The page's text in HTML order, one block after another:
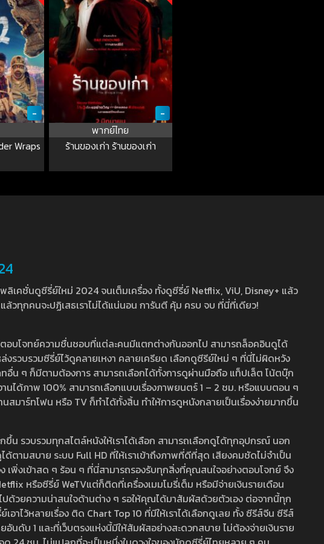
-
Wraps
-
พากย์ไทย
ร้านของเก่า ร้านของเก่า
คชั่นดูซีรี่ย์ใหม่ 2024 จนเต็มเครื่อง ทั้งดูซีรี่ย์ Netflix, ViU, Disney+ แล้ว
ล้วทุกคนจะปฏิเสธเราไม่ได้แน่นอน การันตี คุ้ม ครบ จบ ที่นี่ที่เดียว!
อบโจทย์ความชื่นชอบที่แต่ละคนมีแตกต่างกันออกไป สามารถล็อคอินดูได้
รวบรวมซีรี่ย์ไว้ดูคลายเหงา คลายเครียด เลือกดูซีรีย์ใหม่ ๆ ที่นี่ไม่ผิดหวัง
น ๆ ก็มีตามต้องการ สามารถเลือกได้ทั้งการดูผ่านมือถือ แท็ปเล็ต โน้ตบุ๊ก
ได้ภาพ 100% สามารถเลือกแบบเรื่องภาพยนตร์ 1 – 2 ชม. หรือแบบตอน ๆ
มาร์ทโฟน หรือ TV ก็ทำได้ทั้งสิ้น ทำให้การดูหนังกลายเป็นเรื่องง่ายมากขึ้น
น รวบรวมทุกสไตล์หนังให้เราได้เลือก สามารถเลือกดูได้ทุกอุปกรณ์ นอก
ามสบาย ระบบ Full HD ที่ให้เราเข้าถึงภาพที่ดีที่สุด เสียงคมชัดไม่จำเป็น
เพิ่งเข้าสด ๆ ร้อน ๆ ที่นี่สามารถรองรับทุกสิ่งที่คุณสนใจอย่างตอบโจทย์ จึง
หรือซีรี่ย์ WeTVแต่ก็ติดที่เครื่องเมมโมรี่เต็ม หรือมีจ่ายเงินรายเดือน
ด้วยความน่าสนใจด้านต่าง ๆ รอให้คุณได้มาสัมผัสด้วยตัวเอง ต่อจากนี้ทุก
ไว้หลายเรื่อง ติด Chart Top 10 ที่มีให้เราได้เลือกดูเลย ทั้ง ซีรีส์จีน ซีรีส์
บ 1 และที่เว็บตรงแห่งนี้มีให้สัมผัสอย่างสะดวกสบาย ไม่ต้องจ่ายเงินราย